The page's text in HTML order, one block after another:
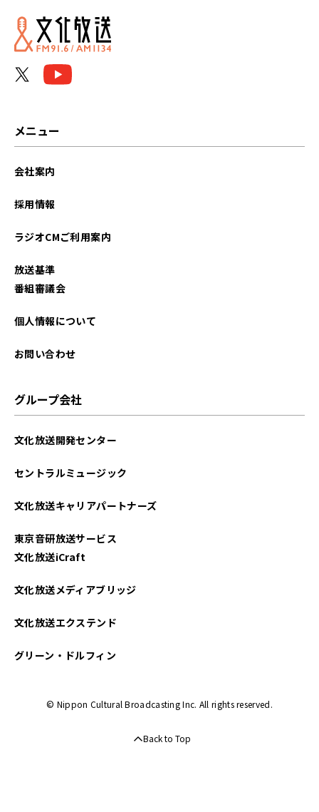
2022年07月
メニュー
会社案内
採用情報
ラジオCMご利用案内
放送基準
番組審議会
個人情報について
お問い合わせ
グループ会社
文化放送開発センター
セントラルミュージック
文化放送キャリアパートナーズ
東京音研放送サービス
文化放送iCraft
文化放送メディアブリッジ
文化放送エクステンド
グリーン・ドルフィン
© Nippon Cultural Broadcasting Inc. All rights reserved.
Back to Top